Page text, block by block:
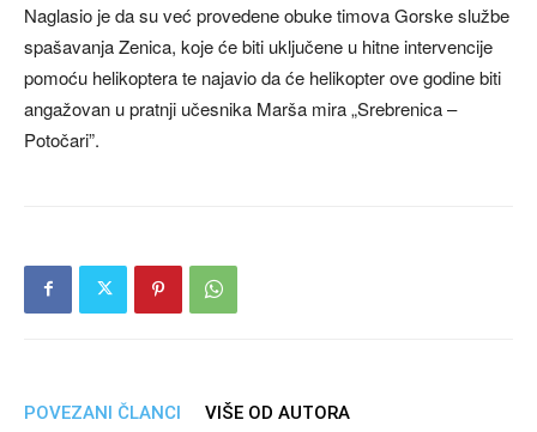
Naglasio je da su već provedene obuke timova Gorske službe
spašavanja Zenica, koje će biti uključene u hitne intervencije
pomoću helikoptera te najavio da će helikopter ove godine biti
angažovan u pratnji učesnika Marša mira „Srebrenica –
Potočari”.
POVEZANI ČLANCI VIŠE OD AUTORA